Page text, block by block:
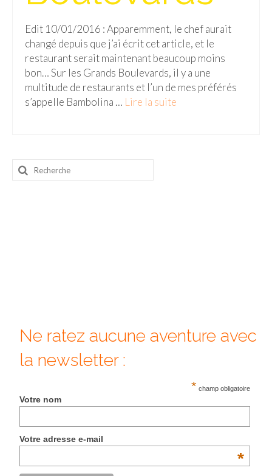
– Beijing
– Guilin
– Xi’an
DANEMARK
– Osaka
PÉROU
– Los Angeles
VIETNAM
Edit 10/01/2016 : Apparemment, le chef aurait
changé depuis que j’ai écrit cet article, et le
restaurant serait maintenant beaucoup moins
bon… Sur les Grands Boulevards, il y a une
multitude de restaurants et l’un de mes préférés
s’appelle Bambolina … Lire la suite­­
Rechercher
:
Ne ratez aucune aventure avec
la newsletter :
* champ obligatoire
Votre nom
Votre adresse e-mail
*